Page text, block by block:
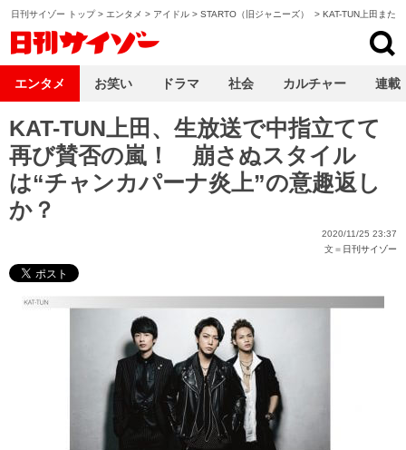
日刊サイゾー トップ> エンタメ > アイドル > STARTO（旧ジャニーズ） > KAT-TUN上田また
KAT-TUN上田、生放送で中指立てて
再び賛否の嵐！ 崩さぬスタイル
は“チャンカパーナ炎上”の意趣返し
か？
2020/11/25 23:37
文＝ 日刊サイゾー
エンタメ お笑い ドラマ 社会 カルチャー 連載